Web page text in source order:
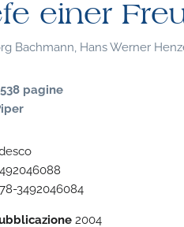
einer
Bachmann, Hans Werner
pagine
3492046084
2004